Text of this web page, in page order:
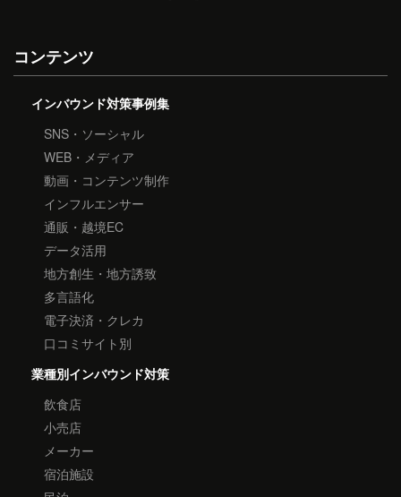
コンテンツ
インバウンド対策事例集
SNS・ソーシャル
WEB・メディア
動画・コンテンツ制作
インフルエンサー
通販・越境EC
データ活用
地方創生・地方誘致
多言語化
電子決済・クレカ
口コミサイト別
業種別インバウンド対策
飲食店
小売店
メーカー
宿泊施設